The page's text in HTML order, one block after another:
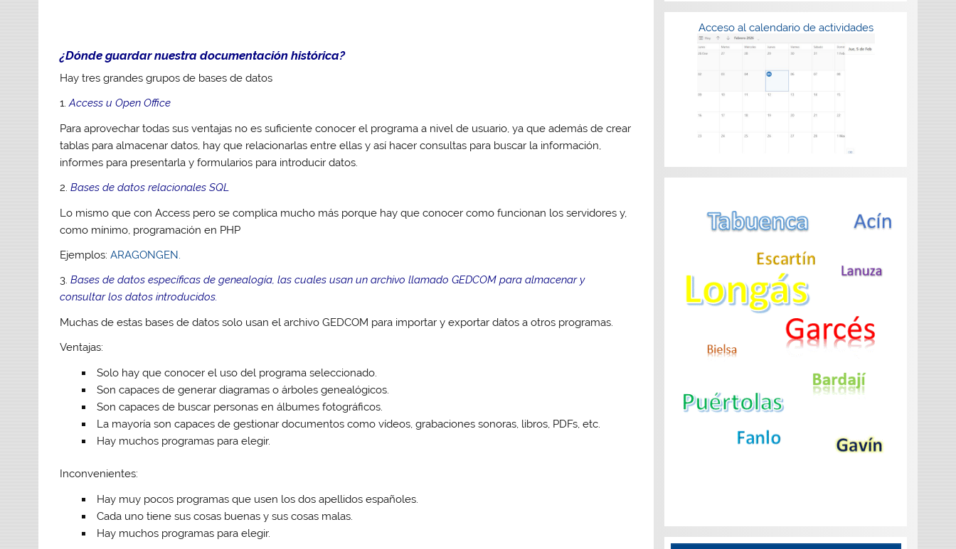
¿Dónde guardar nuestra documentación histórica?
Hay tres grandes grupos de bases de datos
1.Access u Open Office
Para aprovechar todas sus ventajas no es suficiente conocer el programa a nivel de usuario, ya que además de crear
tablas para almacenar datos, hay que relacionarlas entre ellas y así hacer consultas para buscar la información,
informes para presentarla y formularios para introducir datos.
2.Bases de datos relacionales SQL
Lo mismo que con Access pero se complica mucho más porque hay que conocer como funcionan los servidores y,
como mínimo, programación en PHP
Ejemplos:ARAGONGEN.
3.Bases de datos específicas de genealogía, las cuales usan un archivo llamado GEDCOM para almacenar y
consultar los datos introducidos.
Muchas de estas bases de datos solo usan el archivo GEDCOM para importar y exportar datos a otros programas.
Ventajas:
Solo hay que conocer el uso del programa seleccionado.
Son capaces de generar diagramas o árboles genealógicos.
Son capaces de buscar personas en álbumes fotográficos.
La mayoría son capaces de gestionar documentos como vídeos, grabaciones sonoras, libros, PDFs, etc.
Hay muchos programas para elegir.
Inconvenientes:
Hay muy pocos programas que usen los dos apellidos españoles.
Cada uno tiene sus cosas buenas y sus cosas malas.
Hay muchos programas para elegir.
Acceso al calendario de actividades